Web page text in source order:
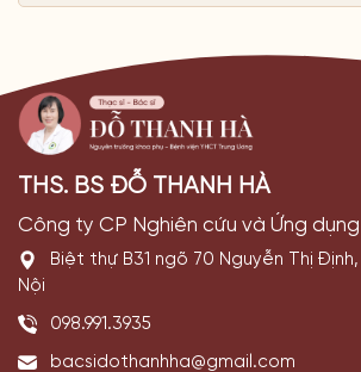
THS. BS ĐỖ THANH HÀ
Công ty CP Nghiên cứu và Ứng
Biệt thự B31 ngõ 70 Nguyễn Thị
Nội
098.991.3935
bacsidothanhha@gmail.com